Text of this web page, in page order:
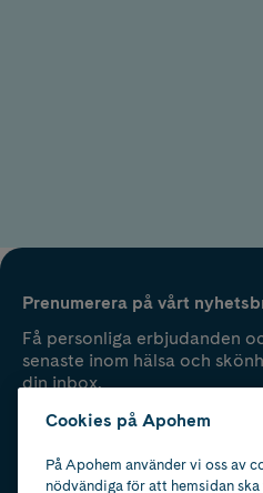
Prenumerera på vårt
Få personliga erbjudanden
senaste inom hälsa och
din inbox.
Cookies på Apohem
På Apohem använder vi oss av
nödvändiga för att hemsidan ska